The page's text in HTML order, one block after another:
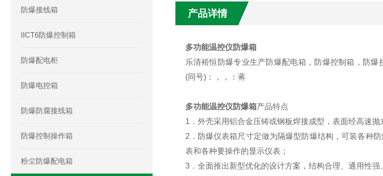
防爆接线箱
IICT6防爆控制箱
防爆配电柜
防爆电控箱
防爆防腐接线箱
防爆控制操作箱
粉尘防爆配电箱
产品详情
多功能温控仪防爆箱
乐清裕恒防爆专业生产防爆配电箱，防爆控制箱，防
(同号)：，，：蒋
多功能温控仪防爆箱产品特点
1．外壳采用铝合金压铸或钢板焊接成型，表面经高速抛
2．防爆仪表箱尺寸定做为隔爆型防爆结构，可装各种
表和各种要操作的显示仪表；
3．全面推出新型优化的设计方案，结构合理、通用性强